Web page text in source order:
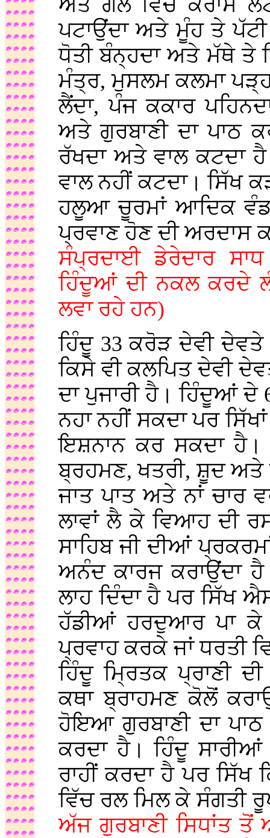
ਅਤੇ ਗੱਲ ਵਿੱਚ ਕਰਾਸ
ਪਟਾਉਂਦਾ ਅਤੇ ਮੂੰਹ ਤੇ
ਧੋਤੀ ਬੰਨ੍ਹਦਾ ਅਤੇ ਮੱਥੇ ਤੇ
ਮੰਤ੍ਰ, ਮੁਸਲਮ ਕਲਮਾ
ਲੈਂਦਾ, ਪੰਜ ਕਕਾਰ
ਅਤੇ ਗੁਰਬਾਣੀ ਦਾ ਪਾਠ
ਰੱਖਦਾ ਅਤੇ ਵਾਲ ਕਟਦਾ
ਵਾਲ ਨਹੀਂ ਕਟਦਾ। ਸਿੱਖ
ਹਲੂਆ ਚੂਰਮਾਂ ਆਦਿਕ
ਪ੍ਰਵਾਣ ਹੋਣ ਦੀ ਅਰਦਾਸ
ਸੰਪ੍ਰਦਾਈ ਡੇਰੇਦਾਰ
ਹਿੰਦੂਆਂ ਦੀ ਨਕਲ ਕਰਦੇ
ਲਵਾ ਰਹੇ ਹਨ)
ਹਿੰਦੂ 33 ਕਰੋੜ ਦੇਵੀ
ਕਿਸੇ ਵੀ ਕਲਪਿਤ ਦੇਵੀ
ਦਾ ਪੁਜਾਰੀ ਹੈ। ਹਿੰਦੂਆਂ
ਨਹਾ ਨਹੀਂ ਸਕਦਾ ਪਰ
ਇਸ਼ਨਾਨ ਕਰ ਸਕਦਾ ਹੈ।
ਬ੍ਰਹਮਣ, ਖਤਰੀ, ਸ਼ੂਦ ਅਤੇ
ਜਾਤ ਪਾਤ ਅਤੇ ਨਾਂ ਚਾਰ
ਲਾਵਾਂ ਲੈ ਕੇ ਵਿਆਹ ਦੀ
ਸਾਹਿਬ ਜੀ ਦੀਆਂ
ਅਨੰਦ ਕਾਰਜ ਕਰਾਉਂਦਾ
ਲਾਹ ਦਿੰਦਾ ਹੈ ਪਰ ਸਿੱਖ
ਹੱਡੀਆਂ ਹਰਦੁਆਰ ਪਾ ਕੇ
ਪ੍ਰਵਾਹ ਕਰਕੇ ਜਾਂ ਧਰਤੀ
ਹਿੰਦੂ ਮ੍ਰਿਤਕ ਪ੍ਰਾਣੀ
ਕਥਾ ਬ੍ਰਾਹਮਣ ਕੋਲੋਂ
ਹੋਇਆ ਗੁਰਬਾਣੀ ਦਾ
ਕਰਦਾ ਹੈ। ਹਿੰਦੂ
ਰਾਹੀਂ ਕਰਦਾ ਹੈ ਪਰ
ਵਿੱਚ ਰਲ ਮਿਲ ਕੇ ਸੰਗਤੀ
ਅੱਜ ਗੁਰਬਾਣੀ ਸਿਧਾਂਤ ਤੋਂ